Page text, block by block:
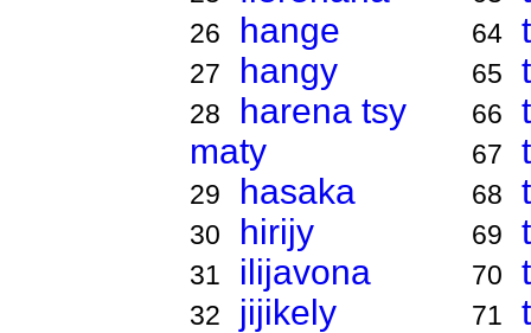
26 hange
27 hangy
28
harena tsy
maty
29 hasaka
30 hirijy
31 ilijavona
32 jijikely
64
65
66
67
68
69
70
71